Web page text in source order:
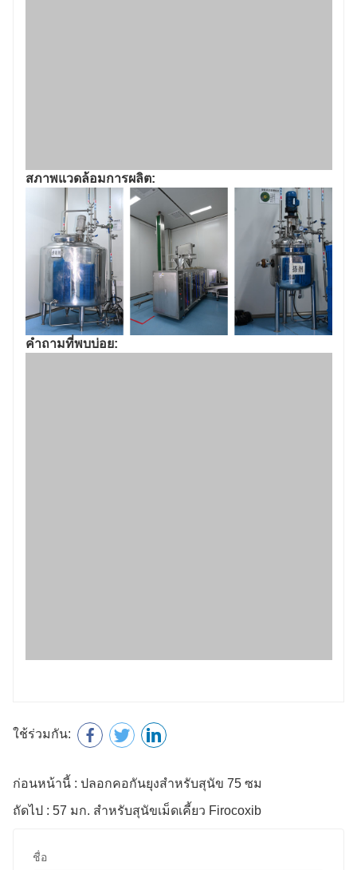
สภาพแวดล้อมการผลิต:
คำถามที่พบบ่อย:
ใช้ร่วมกัน:
ก่อนหน้านี้ : ปลอกคอกันยุงสำหรับสุนัข 75 ซม
ถัดไป : 57 มก. สำหรับสุนัขเม็ดเคี้ยว Firocoxib
ชื่อ